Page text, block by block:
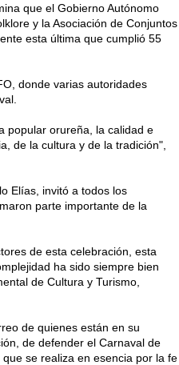
que el Gobierno Autónomo
y la Asociación de Conjuntos
esta última que cumplió 55
donde varias autoridades
popular orureña, la calidad e
de la cultura y de la tradición",
Elías, invitó a todos los
parte importante de la
de esta celebración, esta
ha sido siempre bien
de Cultura y Turismo,
de quienes están en su
de defender el Carnaval de
se realiza en esencia por la fe